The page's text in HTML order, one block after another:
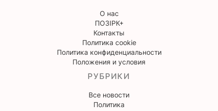
О нас
ПОЗІРК+
Контакты
Политика cookie
Политика конфиденциальности
Положения и условия
РУБРИКИ
Все новости
Политика